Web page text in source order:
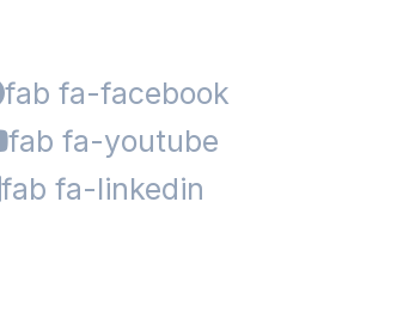
fab fa-facebook
fab fa-youtube
fab fa-linkedin